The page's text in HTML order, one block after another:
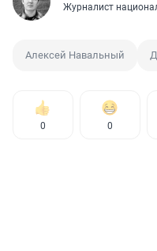
Журналист
Алексей Навальный
0 0